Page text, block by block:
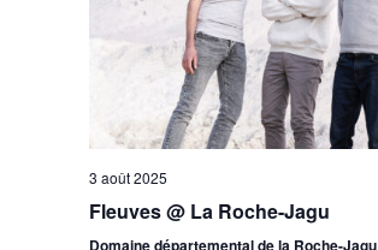
3 août 2025
Fleuves @ La Roche-Jagu
Domaine départemental de la Roche-Jagu